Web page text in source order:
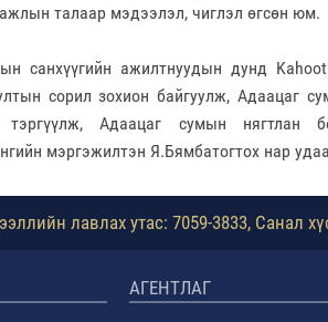
талаар мэдээлэл, чиглэл өгсөн юм.
санхүүгийн ажилтнуудын дунд
сорил зохион байгуулж, Адаацаг
тэргүүлж, Адаацаг сумын нягтлан
мэргэжилтэн Я.Бямбатогтох нар
лавлах утас: 7059-3833, Санал
АГЕНТЛАГ